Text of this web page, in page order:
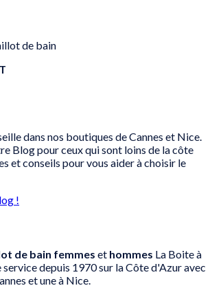
dans nos boutiques de Cannes et Nice.
Blog pour ceux qui sont loins de la côte
et conseils pour vous aider à choisir le
!
de bain femmes et hommes La Boite à
depuis 1970 sur la Côte d'Azur avec
et une à Nice.